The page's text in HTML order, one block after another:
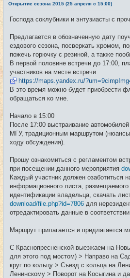
е
т
и
Открытие сезона 2015 (25 апреля с 15:00)
Господа соклубники и энтузиасты с
Предлагается в обозначенную дату
ездового сезона, посверкать хромом,
пожечь горючку с резиной, а также
В первой половине встречи до 17:00,
участников на месте встречи
https://maps.yandex.ru/
В это время можно будет приобрести
обращаться ко мне.
Начало в 15:00
После 17:00 выстраивание
МГУ, традиционным маршрутом (нюансы
ходу обсуждения).
Прошу ознакомиться с регламентом
при посещении данного мероприятия
Каждый участник должен озаботиться
информационного листа,
идентификации владельца, скачать
download/file.php?id=7806 для
отредактировать данные в
Маршрут прилагается и предлагается
С Краснопресненской выезжаем на
для этого под мостом) > Направо на
круг по кольцу > Съезд с кольца на
Ленинскому > Поворот на Косыгина и